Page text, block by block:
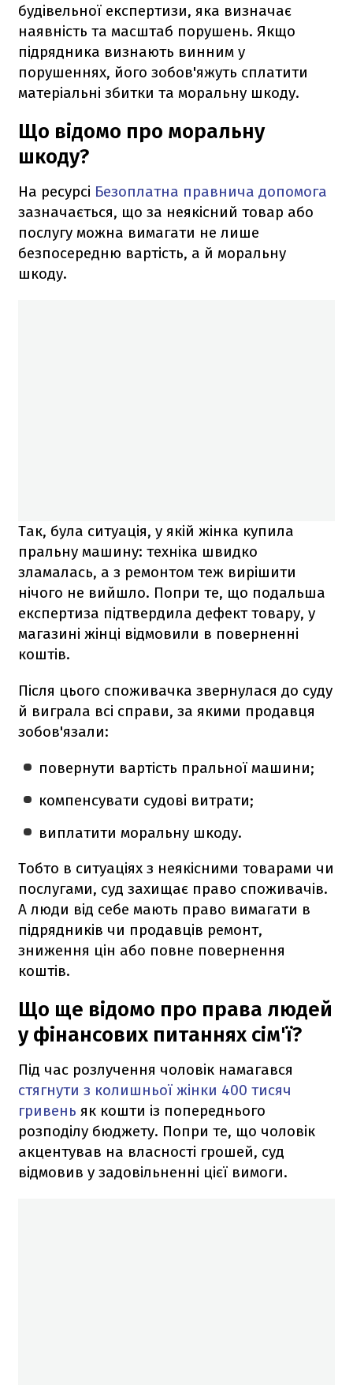
будівельної експертизи, яка визначає
наявність та масштаб порушень. Якщо
підрядника визнають винним у
порушеннях, його зобов'яжуть сплатити
матеріальні збитки та моральну шкоду.
Що відомо про моральну
шкоду?
На ресурсі Безоплатна правнича допомога
зазначається, що за неякісний товар або
послугу можна вимагати не лише
безпосередню вартість, а й моральну
шкоду.
Так, була ситуація, у якій жінка купила
пральну машину: техніка швидко
зламалась, а з ремонтом теж вирішити
нічого не вийшло. Попри те, що подальша
експертиза підтвердила дефект товару, у
магазині жінці відмовили в поверненні
коштів.
Після цього споживачка звернулася до суду
й виграла всі справи, за якими продавця
зобов'язали:
повернути вартість пральної машини;
компенсувати судові витрати;
виплатити моральну шкоду.
Тобто в ситуаціях з неякісними товарами чи
послугами, суд захищає право споживачів.
А люди від себе мають право вимагати в
підрядників чи продавців ремонт,
зниження цін або повне повернення
коштів.
Що ще відомо про права людей
у фінансових питаннях сім'ї?
Під час розлучення чоловік намагався
стягнути з колишньої жінки 400 тисяч
гривень як кошти із попереднього
розподілу бюджету. Попри те, що чоловік
акцентував на власності грошей, суд
відмовив у задовільненні цієї вимоги.